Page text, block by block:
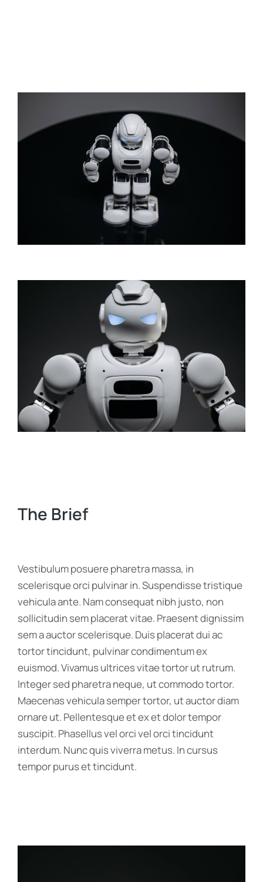
The Brief
Vestibulum posuere pharetra massa, in
scelerisque orci pulvinar in. Suspendisse tristique
vehicula ante. Nam consequat nibh justo, non
sollicitudin sem placerat vitae. Praesent dignissim
sem a auctor scelerisque. Duis placerat dui ac
tortor tincidunt, pulvinar condimentum ex
euismod. Vivamus ultrices vitae tortor ut rutrum.
Integer sed pharetra neque, ut commodo tortor.
Maecenas vehicula semper tortor, ut auctor diam
ornare ut. Pellentesque et ex et dolor tempor
suscipit. Phasellus vel orci vel orci tincidunt
interdum. Nunc quis viverra metus. In cursus
tempor purus et tincidunt.